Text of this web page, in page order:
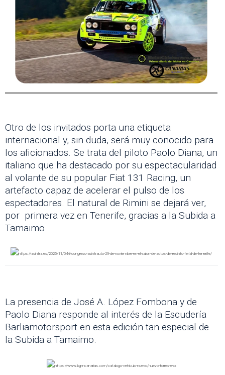
Otro de los invitados porta una etiqueta
internacional y, sin duda, será muy conocido para
los aficionados. Se trata del piloto Paolo Diana, un
italiano que ha destacado por su espectacularidad
al volante de su popular Fiat 131 Racing, un
artefacto capaz de acelerar el pulso de los
espectadores. El natural de Rimini se dejará ver,
por primera vez en Tenerife, gracias a la Subida a
Tamaimo.
La presencia de José A. López Fombona y de
Paolo Diana responde al interés de la Escudería
Barliamotorsport en esta edición tan especial de
la Subida a Tamaimo.